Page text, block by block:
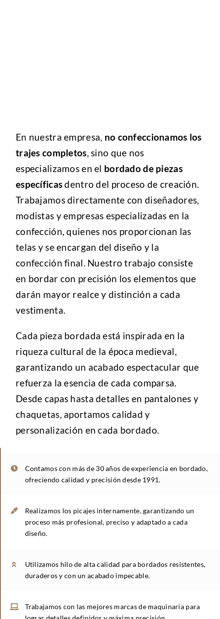
En nuestra empresa, no confeccionamos los
trajes completos, sino que nos
especializamos en el bordado de piezas
específicasdentro del proceso de creación.
Trabajamos directamente con diseñadores,
modistas y empresas especializadas en la
confección, quienes nos proporcionan las
telas y se encargan del diseño y la
confección final. Nuestro trabajo consiste
en bordar con precisión los elementos que
darán mayor realce y distinción a cada
vestimenta.
Cada pieza bordada está inspirada en la
riqueza cultural de la época medieval,
garantizando un acabado espectacular que
refuerza la esencia de cada comparsa.
Desde capas hasta detalles en pantalones y
chaquetas, aportamos calidad y
personalización en cada bordado.
Contamos con más de 30 años de experiencia en bordado,
ofreciendo calidad y precisión desde 1991.
Realizamos los picajes internamente, garantizando un
proceso más profesional, preciso y adaptado a cada
diseño.
Utilizamos hilo de alta calidad para bordados resistentes,
duraderos y con un acabado impecable.
Trabajamos con las mejores marcas de maquinaria para